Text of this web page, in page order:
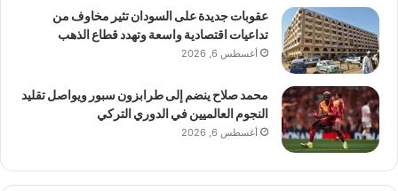
عقوبات جديدة على السودان تثير مخاوف من
تداعيات اقتصادية واسعة وتهدد قطاع الذهب
أغسطس 6, 2026
محمد صلاح ينضم إلى طرابزون سبور ويواصل تقليد
النجوم العالميين في الدوري التركي
أغسطس 6, 2026